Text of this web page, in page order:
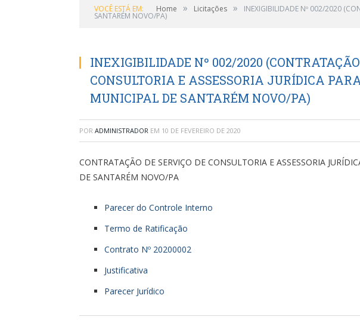
VOCÊ ESTÁ EM: Home » Licitações » INEXIGIBILIDADE Nº 002/2020
SANTARÉM NOVO/PA)
INEXIGIBILIDADE Nº 002/2020 (CONTRATAÇÃO
CONSULTORIA E ASSESSORIA JURÍDICA
MUNICIPAL DE SANTARÉM NOVO/PA)
POR ADMINISTRADOR EM 10 DE FEVEREIRO DE 2020
CONTRATAÇÃO DE SERVIÇO DE CONSULTORIA E ASSESSORIA
DE SANTARÉM NOVO/PA
Parecer do Controle Interno
Termo de Ratificação
Contrato Nº 20200002
Justificativa
Parecer Jurídico